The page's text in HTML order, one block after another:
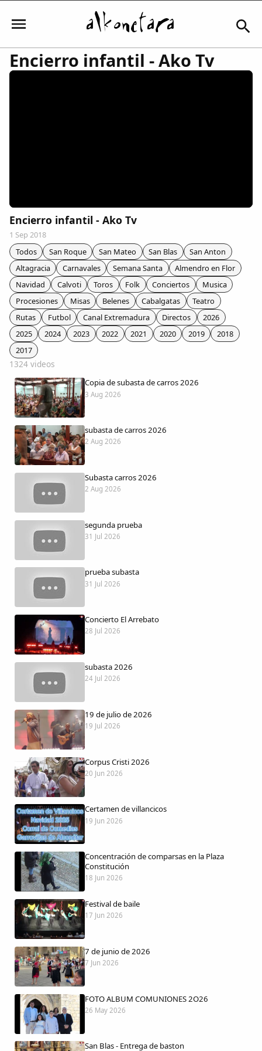
Comunidad
Colaboradores
AlkoTV
Biblioteca
Periódico Alconétar
Foros
Idiosincrasia
Diccionario
Traductor
Dichos
Cancionero Local
Apodos
Peñas
La palra
Modo oscuro
Encierro infantil - Ako Tv
Encierro infantil - Ako Tv
1 Sep 2018
Todos
San Roque San Mateo San Blas
San Anton
Altagracia
Carnavales Semana Santa
Almendro en Flor
Navidad
Calvoti Toros Folk Conciertos
Musica
Procesiones
Misas Belenes Cabalgatas
Teatro
Rutas
Futbol Canal Extremadura Directos
2026
2025
2024 2023 2022 2021 2020 2019
2018
2017
1324 videos
Copia de subasta de carros 2026
3 Aug 2026
subasta de carros 2026
2 Aug 2026
Subasta carros 2026
2 Aug 2026
segunda prueba
31 Jul 2026
prueba subasta
31 Jul 2026
Concierto El Arrebato
28 Jul 2026
subasta 2026
24 Jul 2026
19 de julio de 2026
19 Jul 2026
Corpus Cristi 2026
20 Jun 2026
Certamen de villancicos
19 Jun 2026
Concentración de comparsas en la Plaza
Constitución
18 Jun 2026
Festival de baile
17 Jun 2026
7 de junio de 2026
7 Jun 2026
FOTO ALBUM COMUNIONES 2O26
26 May 2026
San Blas - Entrega de baston
Compartir en Facebook
Compartir en Twitter
Copiar enlace